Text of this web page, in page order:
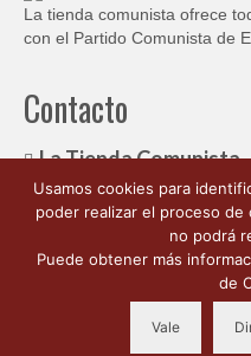
La tienda comunista ofrece
con el Partido Comunista de
Contacto
La Tienda Comunista
c/ Ambrosio de Morales, 1
Córdoba España 14003
662 176 563
info@latiendacomunista.es
Copyleft: CC-BY-NC-SA 2026 La Tienda
Usamos cookies para
poder realizar el proceso de
no podrá
Puede obtener más
de
Vale